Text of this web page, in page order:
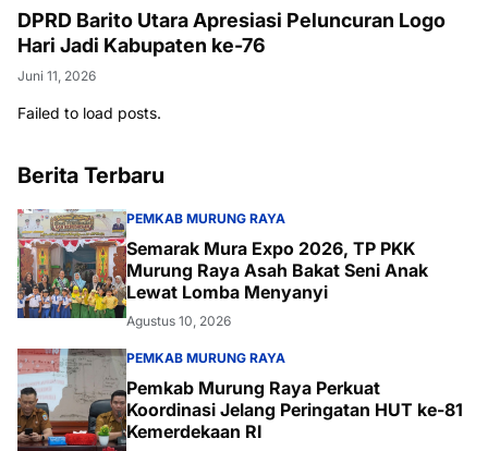
DPRD Barito Utara Apresiasi Peluncuran Logo
Hari Jadi Kabupaten ke-76
Juni 11, 2026
Failed to load posts.
Berita Terbaru
PEMKAB MURUNG RAYA
Semarak Mura Expo 2026, TP PKK
Murung Raya Asah Bakat Seni Anak
Lewat Lomba Menyanyi
Agustus 10, 2026
PEMKAB MURUNG RAYA
Pemkab Murung Raya Perkuat
Koordinasi Jelang Peringatan HUT ke-81
Kemerdekaan RI